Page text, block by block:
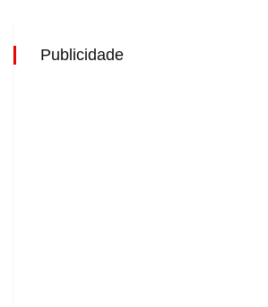
Publicidade